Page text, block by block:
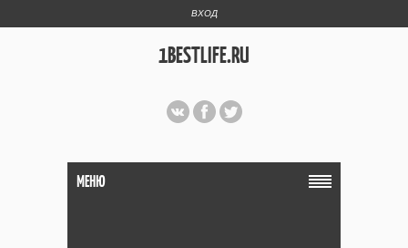
ВХОД
1BESTLIFE.RU
МЕНЮ